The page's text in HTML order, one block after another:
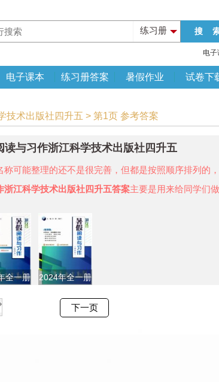
练习册
电子
电子课本 练习册答案 暑假作业 试卷下
技术出版社四升五 > 第1页 参考答案
读与习作浙江科学技术出版社四升五
称可能整理的还不是很完善，但都是按照顺序排列的
浙江科学技术出版社四升五答案主要是用来给同学们
全一册 2024年全一册
下一页